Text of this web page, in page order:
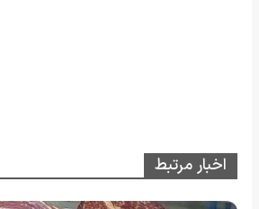
اخبار مرتبط